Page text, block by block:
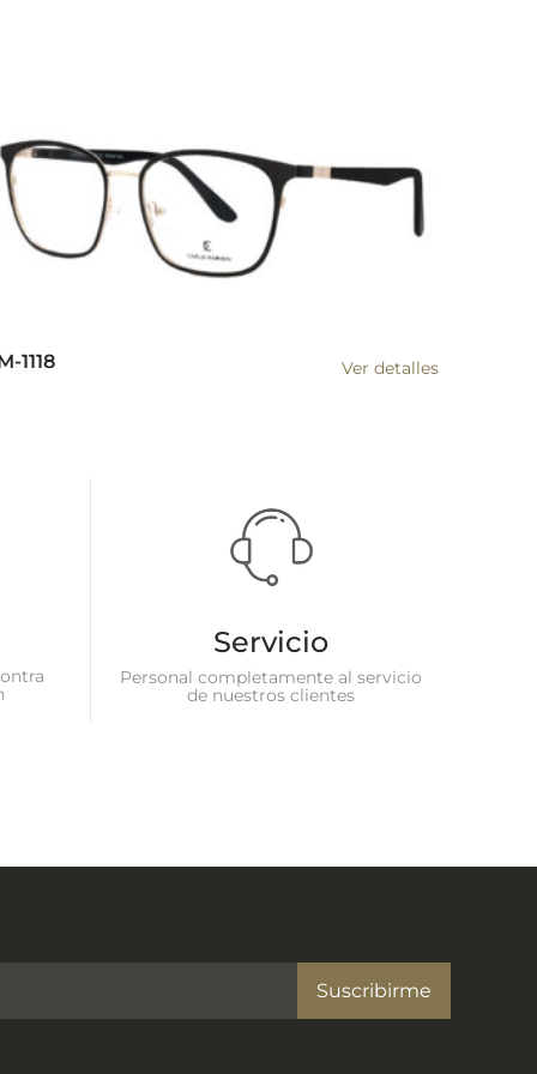
1118 Ver detalles
Servicio
Personal completamente al servicio
de nuestros clientes
Suscribirme